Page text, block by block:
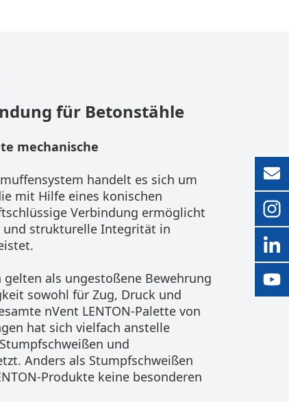
für Betonstähle
mechanische
handelt es sich um
mit Hilfe eines konischen
Verbindung ermöglicht
strukturelle Integrität in
gelten als ungestoßene Bewehrung
sowohl für Zug, Druck und
nVent LENTON-Palette von
hat sich vielfach anstelle
und
Anders als Stumpfschweißen
Produkte keine besonderen